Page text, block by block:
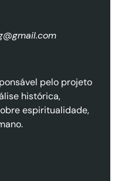
pelo projeto
histórica,
espiritualidade,